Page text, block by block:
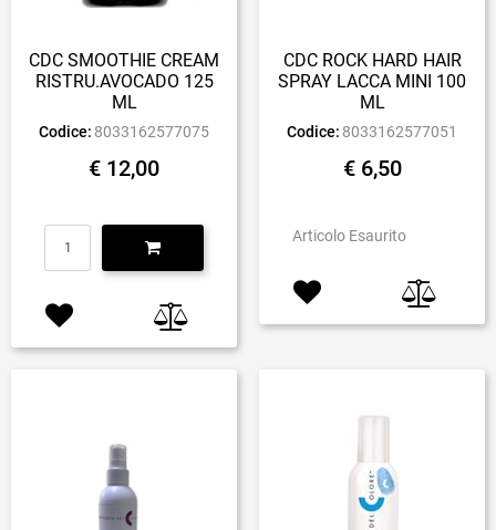
CDC SMOOTHIE CREAM
RISTRU.AVOCADO 125
ML
Codice: 8033162577075
€ 12,00
Quantità
CDC ROCK HARD HAIR
SPRAY LACCA MINI 100
ML
Codice: 8033162577051
€ 6,50
Articolo Esaurito